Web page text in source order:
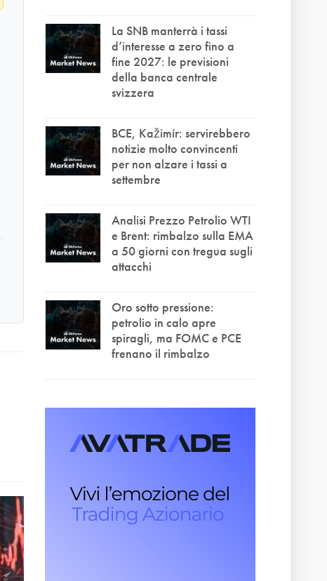
La SNB manterrà i tassi
d’interesse a zero fino a
fine 2027: le previsioni
della banca centrale
svizzera
BCE, Kažimír: servirebbero
notizie molto convincenti
per non alzare i tassi a
settembre
Analisi Prezzo Petrolio WTI
e Brent: rimbalzo sulla EMA
a 50 giorni con tregua sugli
attacchi
Oro sotto pressione:
petrolio in calo apre
spiragli, ma FOMC e PCE
frenano il rimbalzo